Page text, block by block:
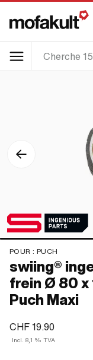
POUR : PUCH
swiing®
frein Ø 80 x
Puch Maxi
CHF 19.90
Incl. 8,1 % TVA